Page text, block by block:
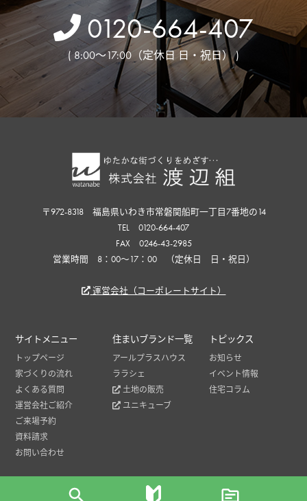
0120-664-407
( 8:00～17:00（定休日 日・祝日） )
〒972-8318 福島県いわき市常磐関船町一丁目7番地の14
TEL 0120-664-407
FAX 0246-43-2985
営業時間 8：00〜17：00 （定休日 日・祝日）
運営会社（コーポレートサイト）
サイトメニュー
トップページ
家づくりの流れ
よくある質問
運営会社ご紹介
ご来場予約
資料請求
お問い合わせ
住まいブランド一覧
アールプラスハウス
ララシェ
土地の販売
ユニキューブ
トピックス
お知らせ
イベント情報
住宅コラム